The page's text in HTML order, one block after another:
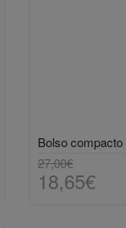
Bolso
27,00€
18,65€